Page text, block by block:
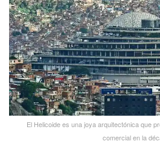
El Helicoide es una joya arquitectónica que
comercial en la